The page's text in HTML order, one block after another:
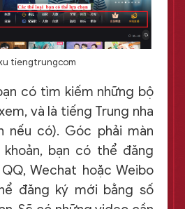
tiengtrungcom
có tìm kiếm những bộ
và là tiếng Trung nha
nếu có). Góc phải màn
bạn có thể đăng
Wechat hoặc Weibo
đăng ký mới bằng số